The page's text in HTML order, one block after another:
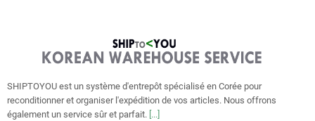
SHIPTOYOU est un système d'entrepôt spécialisé en Corée pour
reconditionner et organiser l'expédition de vos articles. Nous offrons
également un service sûr et parfait. [...]